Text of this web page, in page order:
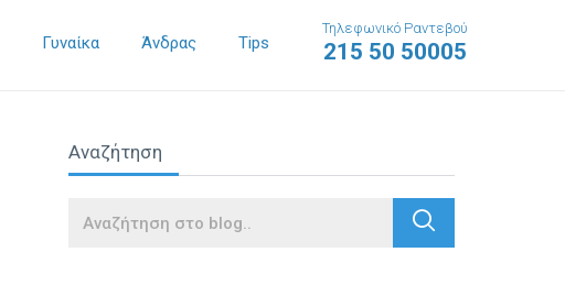
Γυναίκα Άνδρας Tips
Τηλεφωνικό Ραντεβού
215 50 50005
Αναζήτηση
Search